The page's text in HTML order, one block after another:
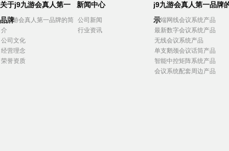
关于j9九游会真人第一
品牌
j9九游会真人第一品牌的简
介
公司文化
经营理念
荣誉资质
新闻中心
公司新闻
行业资讯
j9九游会真人第一品牌
示
高端网线会议系统产品
最新数字会议系统产品
无线会议系统产品
单支鹅颈会议话筒产品
智能中控矩阵系统产品
会议系统配套周边产品